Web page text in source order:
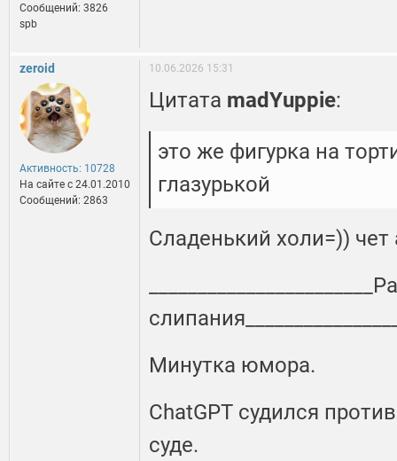
Сообщений: 3826
spb
zeroid
Активность: 10728
На сайте c 24.01.2010
Сообщений: 2863
10.06.2026 15:31
Цитата madYuppie:
это же фигурка на
глазурькой
Сладенький холи=))
Минутка юмора.
ChatGPT судился
суде.